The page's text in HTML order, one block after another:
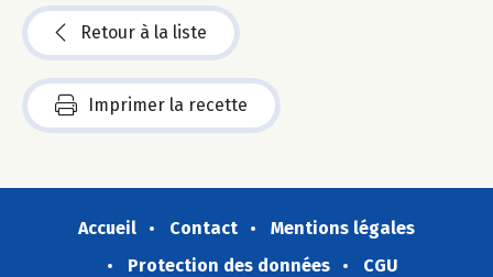
Retour à la liste
Imprimer la recette
Accueil Contact
Mentions légales
Protection des données
CGU